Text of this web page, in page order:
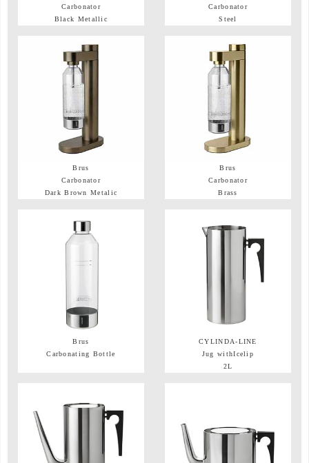
Carbonator
Black Metallic
Carbonator
Steel
Brus
Carbonator
Dark Brown Metalic
Brus
Carbonator
Brass
Brus
Carbonating Bottle
CYLINDA-LINE
Jug withIcelip
2L